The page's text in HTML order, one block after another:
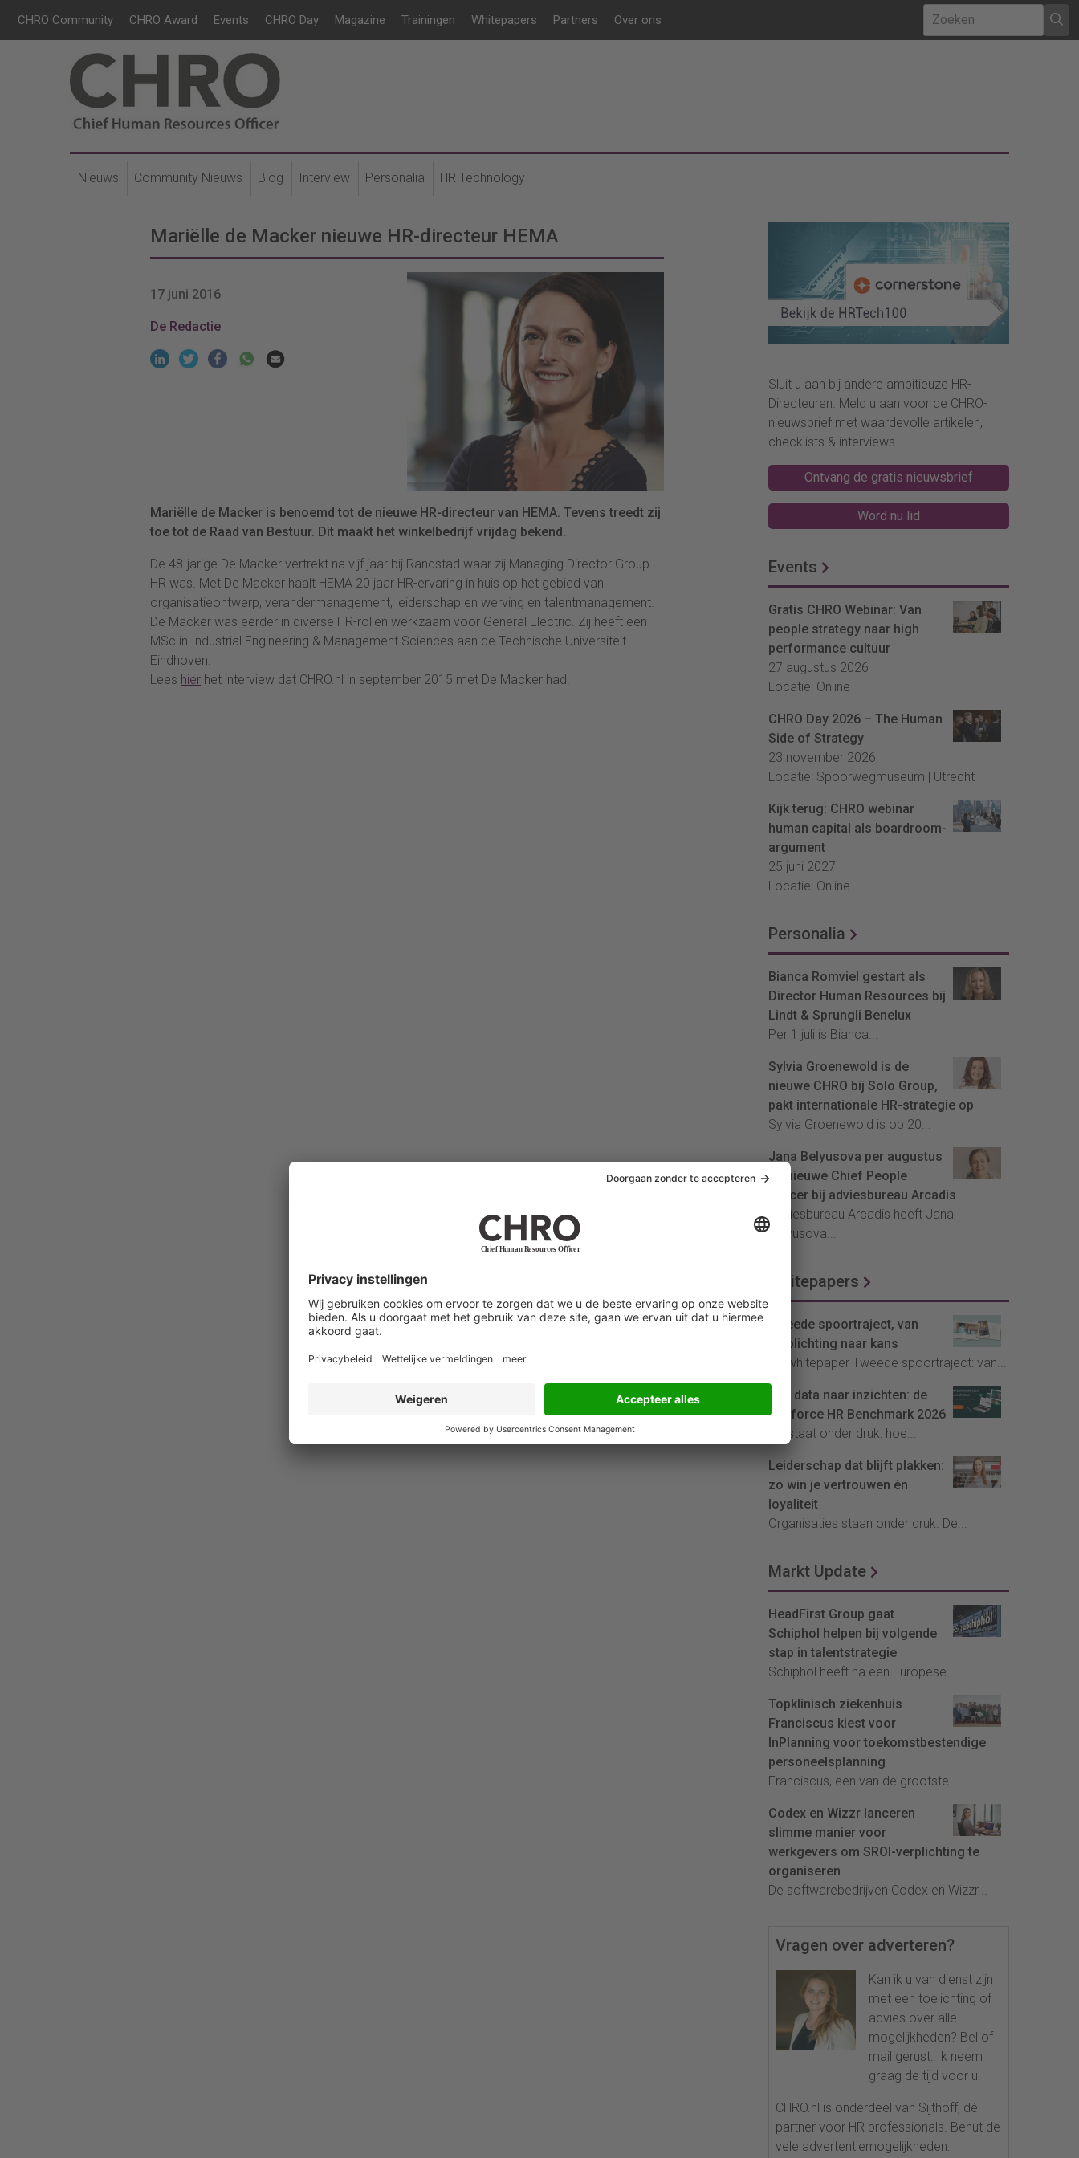
CHRO Community CHRO Award Events CHRO Day Magazine Trainingen Whitepapers Partners Over ons
Nieuws Community Nieuws Blog Interview Personalia HR Technology
Mariëlle de Macker nieuwe HR-directeur HEMA
17 juni 2016
De Redactie
Mariëlle de Macker is benoemd tot de nieuwe HR-directeur van HEMA. Tevens treedt zij
toe tot de Raad van Bestuur. Dit maakt het winkelbedrijf vrijdag bekend.
De 48-jarige De Macker vertrekt na vijf jaar bij Randstad waar zij Managing Director Group
HR was. Met De Macker haalt HEMA 20 jaar HR-ervaring in huis op het gebied van
organisatieontwerp, verandermanagement, leiderschap en werving en talentmanagement.
De Macker was eerder in diverse HR-rollen werkzaam voor General Electric. Zij heeft een
MSc in Industrial Engineering & Management Sciences aan de Technische Universiteit
Eindhoven.
Lees hier het interview dat CHRO.nl in september 2015 met De Macker had.
Sluit u aan bij andere ambitieuze HR-
Directeuren. Meld u aan voor de CHRO-
nieuwsbrief met waardevolle artikelen,
checklists & interviews.
Ontvang de gratis nieuwsbrief
Word nu lid
Events
Gratis CHRO Webinar: Van
people strategy naar high
performance cultuur
27 augustus 2026
Locatie: Online
CHRO Day 2026 – The Human
Side of Strategy
23 november 2026
Locatie: Spoorwegmuseum | Utrecht
Kijk terug: CHRO webinar
human capital als boardroom-
argument
25 juni 2027
Locatie: Online
Personalia
Bianca Romviel gestart als
Director Human Resources bij
Lindt & Sprungli Benelux
Per 1 juli is Bianca...
Sylvia Groenewold is de
nieuwe CHRO bij Solo Group,
pakt internationale HR-strategie op
Sylvia Groenewold is op 20...
Jana Belyusova per augustus
de nieuwe Chief People
Officer bij adviesbureau Arcadis
Adviesbureau Arcadis heeft Jana
Belyusova...
Whitepapers
Tweede spoortraject, van
verplichting naar kans
De whitepaper Tweede spoortraject: van...
Van data naar inzichten: de
Youforce HR Benchmark 2026
HR staat onder druk: hoe...
Leiderschap dat blijft plakken:
zo win je vertrouwen én
loyaliteit
Organisaties staan onder druk. De...
Markt Update
HeadFirst Group gaat
Schiphol helpen bij volgende
stap in talentstrategie
Schiphol heeft na een Europese...
Topklinisch ziekenhuis
Franciscus kiest voor
InPlanning voor toekomstbestendige
personeelsplanning
Franciscus, een van de grootste...
Codex en Wizzr lanceren
slimme manier voor
werkgevers om SROI-verplichting te
organiseren
De softwarebedrijven Codex en Wizzr...
Vragen over adverteren?
Kan ik u van dienst zijn
met een toelichting of
advies over alle
mogelijkheden? Bel of
mail gerust. Ik neem
graag de tijd voor u.
CHRO.nl is onderdeel van Sijthoff, dé
partner voor HR professionals. Benut de
vele advertentiemogelijkheden.